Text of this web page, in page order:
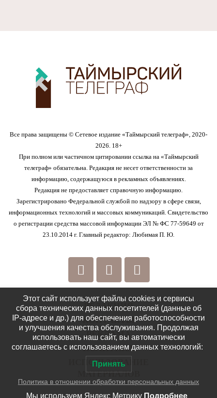
Все права защищены © Сетевое издание «Таймырский телеграф», 2020-
2026. 18+
При полном или частичном цитировании ссылка на «Таймырский
телеграф» обязательна. Редакция не несет ответственности за
информацию, содержащуюся в рекламных объявлениях.
Редакция не предоставляет справочную информацию.
Зарегистрировано Федеральной службой по надзору в сфере связи,
информационных технологий и массовых коммуникаций. Свидетельство
о регистрации средства массовой информации ЭЛ № ФС 77-59649 от
23.10.2014 г. Главный редактор: Любимая П. Ю.
РЕДАКЦИЯ
КОНТАКТЫ
РЕКЛАМА
ПОЛИТИКА
ИСПОЛЬЗОВАНИЕ
МАТЕРИАЛОВ
Этот сайт использует файлы cookies и сервисы
сбора технических данных посетителей (данные об
IP-адресе и др.) для обеспечения работоспособности
и улучшения качества обслуживания. Продолжая
использовать наш сайт, вы автоматически
соглашаетесь с использованием данных технологий:
Принять
Политика в отношении обработки персональных данных
Мы используем Яндекс Метрику Подробнее